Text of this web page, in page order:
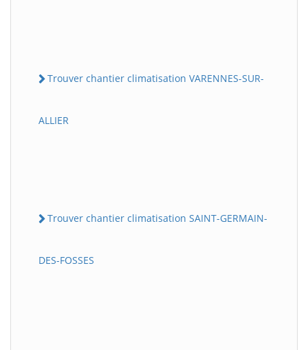
Trouver chantier climatisation VARENNES-SUR-
ALLIER
Trouver chantier climatisation SAINT-GERMAIN-
DES-FOSSES